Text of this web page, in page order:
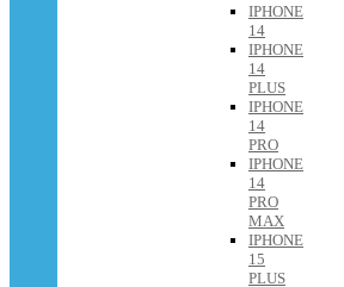
IPHONE
14
IPHONE
14
PLUS
IPHONE
14
PRO
IPHONE
14
PRO
MAX
IPHONE
15
PLUS